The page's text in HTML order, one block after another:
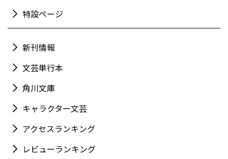
特設ページ
新刊情報
文芸単行本
角川文庫
キャラクター文芸
アクセスランキング
レビューランキング